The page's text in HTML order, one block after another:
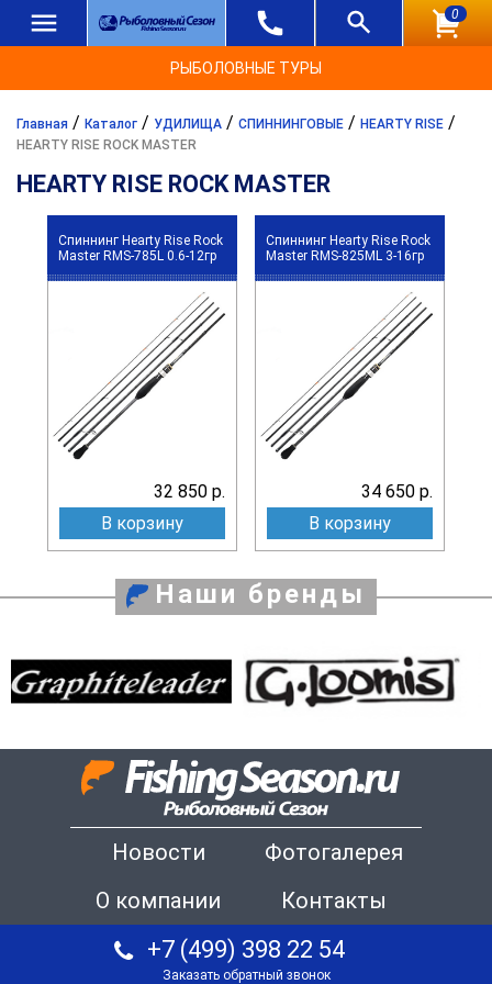
0
РЫБОЛОВНЫЕ ТУРЫ
Главная / Каталог / УДИЛИЩА / СПИННИНГОВЫЕ / HEARTY RISE /
HEARTY RISE ROCK MASTER
HEARTY RISE ROCK MASTER
Спиннинг Hearty Rise Rock
Master RMS-785L 0.6-12гр
32 850 р.
В корзину
Спиннинг Hearty Rise Rock
Master RMS-825ML 3-16гр
34 650 р.
В корзину
Наши бренды
Новости
Фотогалерея
О компании
Контакты
+7 (499) 398 22 54
Заказать обратный звонок